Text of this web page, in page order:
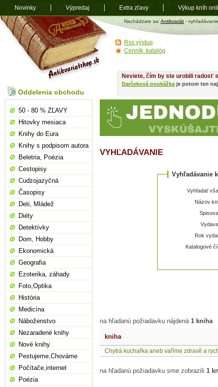
Antikvariát
shop.sk
Nachádzate sa: Antikvariát - vyhľadávanie
VYHĽADÁVANIE
Vyhľadávanie
Vyhľadať
Názov
Rok
Katalogové
na hľadanú požiadavku nájdená 1 kniha
kniha
Chytrá kuchařka aneb vaříme zdravě a
na hľadanú požiadavku sme zobrazili 1
Neviete, čím by ste urobili radosť
Darčeková poukážka je potom ten
Oddelenia obchodu
50 - 80 % ZĽAVY
Hitovky mesiaca
Knihy do Eura
Knihy s podpisom autora
Beletria, Poézia
Cestopisy
Cudzojazyčná
Časopisy
Deti, Mládež
Diéty
Detektívky
Dom, Hobby
Ekonomická
Geografia
Ezoterika, záhady
Foto,Optika
História
Medicína
Náboženstvo
Nezaradené knihy
Nové knihy
Pestujeme,Chováme
Počítače,internet
Poézia
Rss výstup
Cenník, katalóg
Novinky Výpredaj Extra zľavy Výkup kníh